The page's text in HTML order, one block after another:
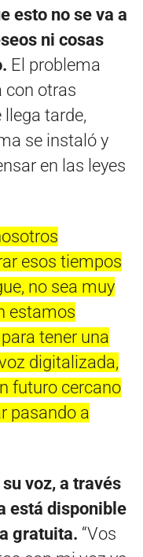
esto no se va a
ni cosas
El problema
con otras
tarde,
se instaló y
en las leyes
esos tiempos
no sea muy
estamos
tener una
digitalizada,
futuro cercano
pasando a
voz, a través
está disponible
gratuita. “Vos